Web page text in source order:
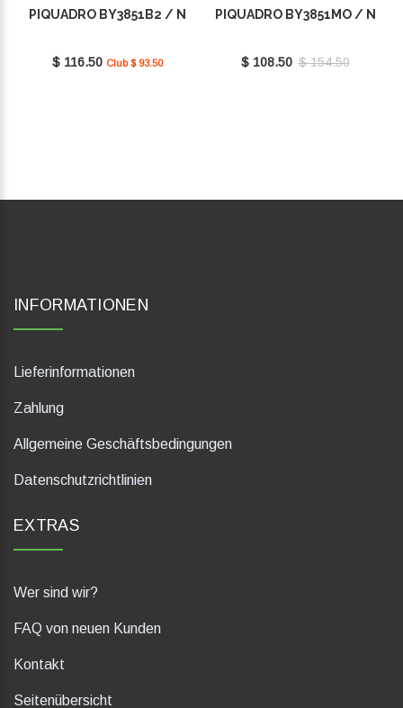
PIQUADRO BY3851B2 / N
$ 116.50 Club $ 93.50
PIQUADRO BY3851MO / N
$ 108.50 $ 154.50
INFORMATIONEN
Lieferinformationen
Zahlung
Allgemeine Geschäftsbedingungen
Datenschutzrichtlinien
EXTRAS
Wer sind wir?
FAQ von neuen Kunden
Kontakt
Seitenübersicht